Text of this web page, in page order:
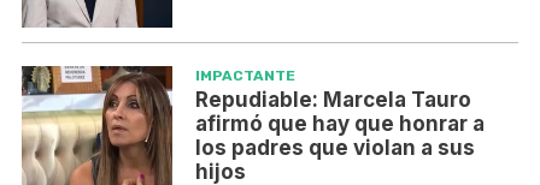
IMPACTANTE
Repudiable: Marcela Tauro
afirmó que hay que honrar a
los padres que violan a sus
hijos